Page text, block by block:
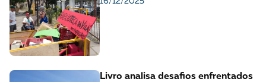
Livro analisa desafios enfrentados